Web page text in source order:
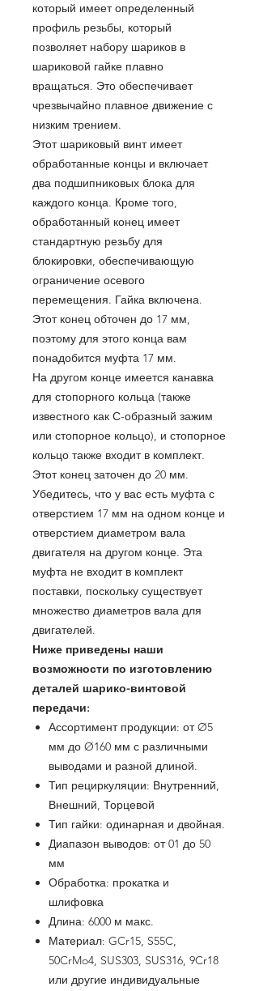
который имеет определенный
профиль резьбы, который
позволяет набору шариков в
шариковой гайке плавно
вращаться. Это обеспечивает
чрезвычайно плавное движение с
низким трением.
Этот шариковый винт имеет
обработанные концы и включает
два подшипниковых блока для
каждого конца. Кроме того,
обработанный конец имеет
стандартную резьбу для
блокировки, обеспечивающую
ограничение осевого
перемещения. Гайка включена.
Этот конец обточен до 17 мм,
поэтому для этого конца вам
понадобится муфта 17 мм.
На другом конце имеется канавка
для стопорного кольца (также
известного как С-образный зажим
или стопорное кольцо), и стопорное
кольцо также входит в комплект.
Этот конец заточен до 20 мм.
Убедитесь, что у вас есть муфта с
отверстием 17 мм на одном конце и
отверстием диаметром вала
двигателя на другом конце. Эта
муфта не входит в комплект
поставки, поскольку существует
множество диаметров вала для
двигателей.
Ниже приведены наши
возможности по изготовлению
деталей шарико-винтовой
передачи:
Ассортимент продукции: от Ø5
мм до Ø160 мм с различными
выводами и разной длиной.
Тип рециркуляции: Внутренний,
Внешний, Торцевой
Тип гайки: одинарная и двойная.
Диапазон выводов: от 01 до 50
мм
Обработка: прокатка и
шлифовка
Длина: 6000 м макс.
Материал: GCr15, S55C,
50CrMo4, SUS303, SUS316, 9Cr18
или другие индивидуальные